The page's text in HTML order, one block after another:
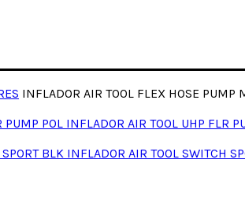
INFLADOR AIR TOOL FLEX HOSE PUMP
INFLADOR AIR TOOL UHP FLR
INFLADOR AIR TOOL SWITCH